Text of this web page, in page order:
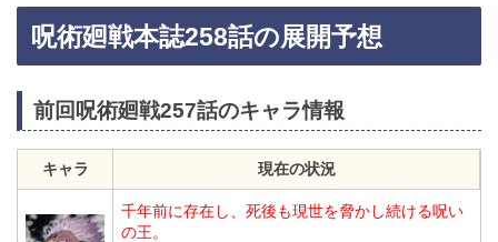
呪術廻戦本誌258話の展開予想
前回呪術廻戦257話のキャラ情報
キャラ 現在の状況
千年前に存在し、死後も現世を脅かし続ける呪い
の王。